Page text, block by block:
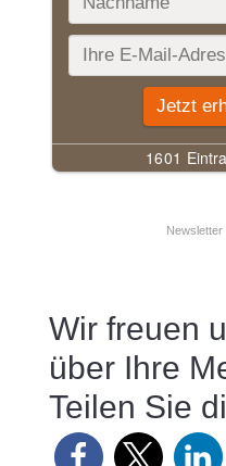
Newsletter
Wir freuen
über Ihre
Teilen Sie